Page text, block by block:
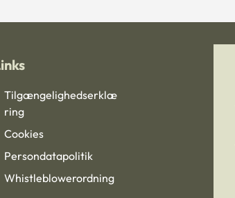
Tilgængelighedserklæ
ring
Cookies
Persondatapolitik
Whistleblowerordning